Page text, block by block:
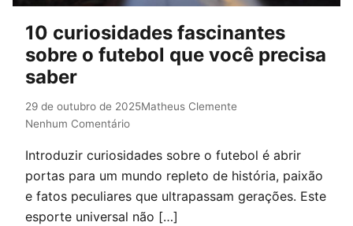
10 curiosidades fascinantes
sobre o futebol que você precisa
saber
29 de outubro de 2025Matheus Clemente
Nenhum Comentário
Introduzir curiosidades sobre o futebol é abrir
portas para um mundo repleto de história, paixão
e fatos peculiares que ultrapassam gerações. Este
esporte universal não […]